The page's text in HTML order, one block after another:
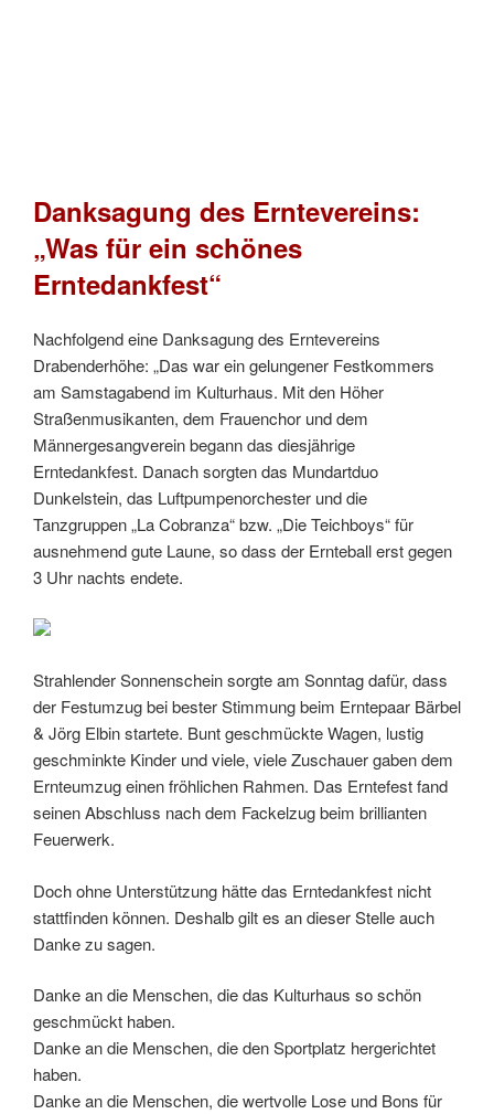
Danksagung des Erntevereins:
„Was für ein schönes
Erntedankfest“
Nachfolgend eine Danksagung des Erntevereins
Drabenderhöhe: „Das war ein gelungener Festkommers
am Samstagabend im Kulturhaus. Mit den Höher
Straßenmusikanten, dem Frauenchor und dem
Männergesangverein begann das diesjährige
Erntedankfest. Danach sorgten das Mundartduo
Dunkelstein, das Luftpumpenorchester und die
Tanzgruppen „La Cobranza“ bzw. „Die Teichboys“ für
ausnehmend gute Laune, so dass der Ernteball erst gegen
3 Uhr nachts endete.
Strahlender Sonnenschein sorgte am Sonntag dafür, dass
der Festumzug bei bester Stimmung beim Erntepaar Bärbel
& Jörg Elbin startete. Bunt geschmückte Wagen, lustig
geschminkte Kinder und viele, viele Zuschauer gaben dem
Ernteumzug einen fröhlichen Rahmen. Das Erntefest fand
seinen Abschluss nach dem Fackelzug beim brillianten
Feuerwerk.
Doch ohne Unterstützung hätte das Erntedankfest nicht
stattfinden können. Deshalb gilt es an dieser Stelle auch
Danke zu sagen.
Danke an die Menschen, die das Kulturhaus so schön
geschmückt haben.
Danke an die Menschen, die den Sportplatz hergerichtet
haben.
Danke an die Menschen, die wertvolle Lose und Bons für